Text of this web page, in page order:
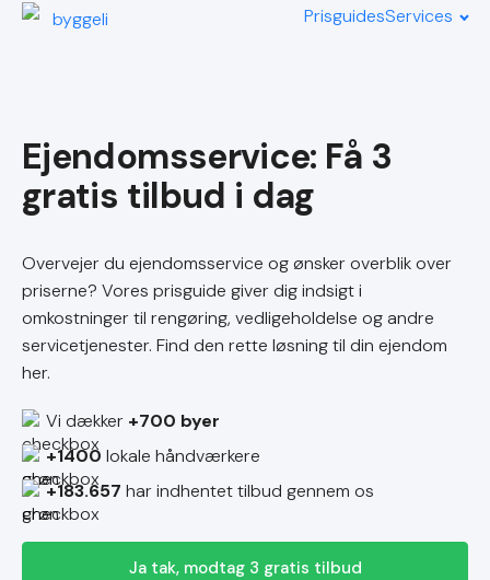
PrisguidesServices
Ejendomsservice
Overvejer du ejendomsservice og ønsker overblik over
priserne? Vores prisguide giver dig indsigt i
omkostninger til rengøring, vedligeholdelse og andre
servicetjenester. Find den rette løsning til din ejendom
her.
Vi dækker +700 byer
+1400 lokale håndværkere
+183.657 har indhentet tilbud gennem os
Ja tak, modtag 3 gratis tilbud